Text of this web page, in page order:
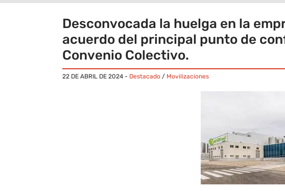
Desconvocada la huelga en la
acuerdo del principal punto de
Convenio Colectivo.
22 DE ABRIL DE 2024 - Destacado / Movilizaciones